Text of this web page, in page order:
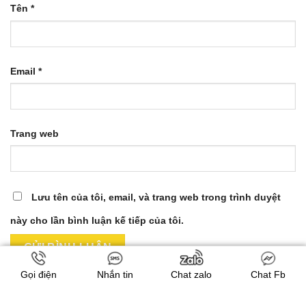
Tên *
Email *
Trang web
Lưu tên của tôi, email, và trang web trong trình duyệt
này cho lần bình luận kế tiếp của tôi.
Gọi điện Nhắn tin Chat zalo Chat Fb